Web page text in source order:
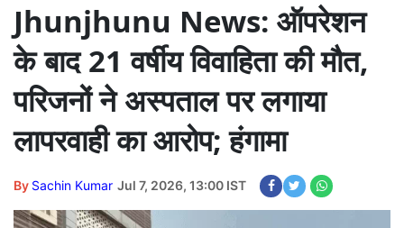
Jhunjhunu News: ऑपरेशन
के बाद 21 वर्षीय विवाहिता की मौत,
परिजनों ने अस्पताल पर लगाया
लापरवाही का आरोप; हंगामा
By Sachin Kumar Jul 7, 2026, 13:00 IST